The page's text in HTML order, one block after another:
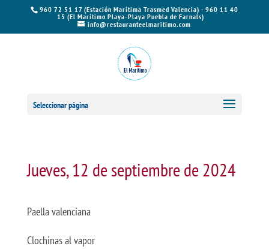
960 72 51 17 (Estación Marítima Trasmed Valencia) - 960 11 40
15 (El Marítimo Playa-Playa Puebla de Farnals)
info@restauranteelmaritimo.com
Seleccionar página
Jueves, 12 de septiembre de 2024
Paella valenciana
Clochinas al vapor